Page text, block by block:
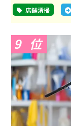
店舗清掃
9